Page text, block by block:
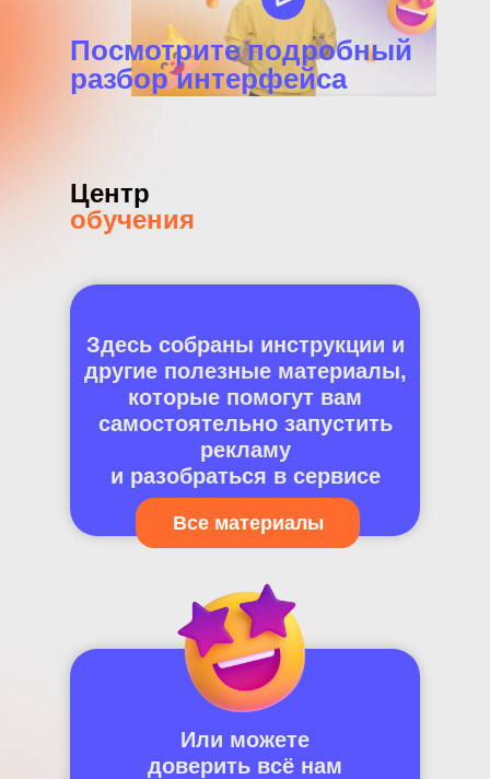
Посмотрите подробный
разбор интерфейса
Центр
обучения
Здесь собраны инструкции и
другие полезные материалы,
которые помогут вам
самостоятельно запустить
рекламу
и разобраться в сервисе
Или можете
доверить всё нам
Все материалы